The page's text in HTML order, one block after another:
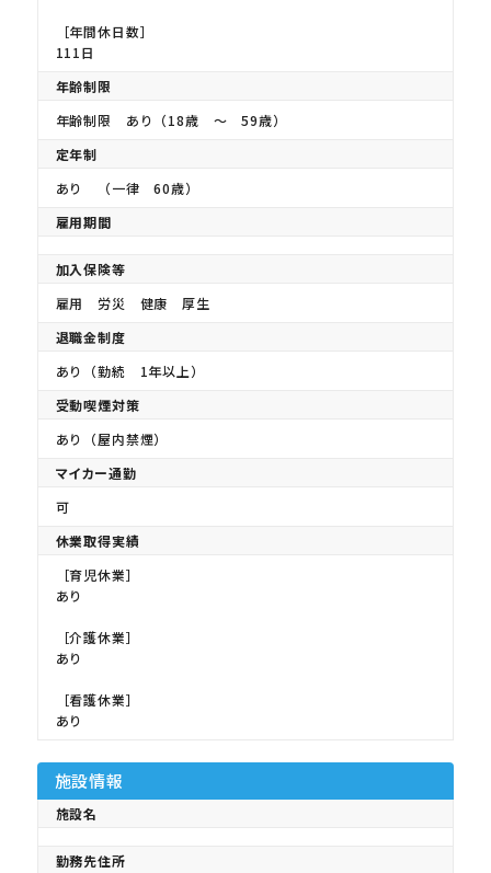
［年間休日数］
111日
年齢制限
年齢制限 あり（18歳 〜 59歳）
定年制
あり （一律 60歳）
雇用期間
加入保険等
雇用 労災 健康 厚生
退職金制度
あり（勤続 1年以上）
受動喫煙対策
あり（屋内禁煙）
マイカー通勤
可
休業取得実績
［育児休業］
あり
［介護休業］
あり
［看護休業］
あり
施設情報
施設名
勤務先住所